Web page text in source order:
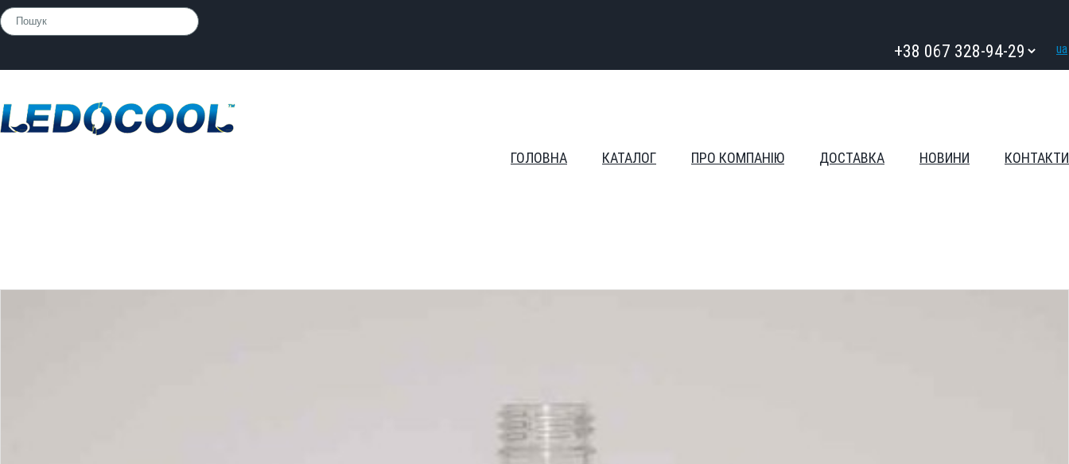
ua
ГОЛОВНА КАТАЛОГ ПРО КОМПАНІЮ ДОСТАВКА НОВИНИ КОНТАКТИ